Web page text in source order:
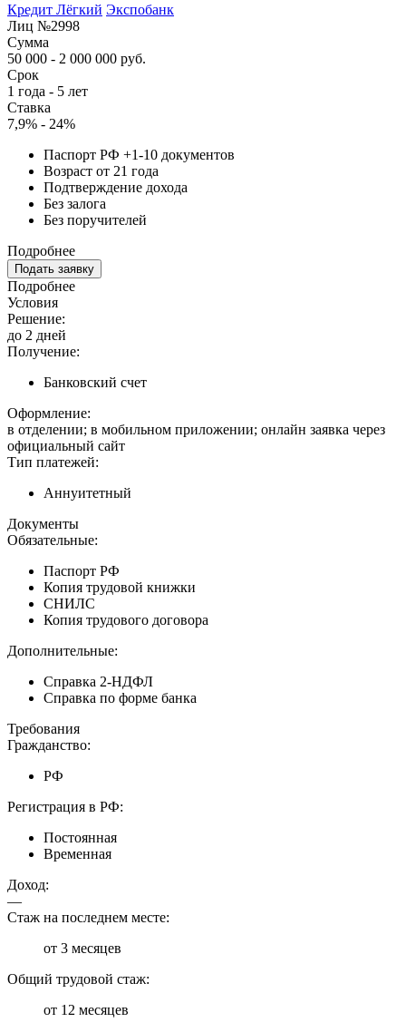
Кредит Лёгкий Экспобанк
Лиц №2998
Сумма
50 000 - 2 000 000 руб.
Срок
1 года - 5 лет
Ставка
7,9% - 24%
Паспорт РФ +1-10 документов
Возраст от 21 года
Подтверждение дохода
Без залога
Без поручителей
Подробнее
Подать заявку
Подробнее
Условия
Решение:
до 2 дней
Получение:
Банковский счет
Оформление:
в отделении; в мобильном приложении; онлайн заявка через
официальный сайт
Тип платежей:
Аннуитетный
Документы
Обязательные:
Паспорт РФ
Копия трудовой книжки
СНИЛС
Копия трудового договора
Дополнительные:
Справка 2-НДФЛ
Справка по форме банка
Требования
Гражданство:
РФ
Регистрация в РФ:
Постоянная
Временная
Доход:
—
Стаж на последнем месте:
от 3 месяцев
Общий трудовой стаж:
от 12 месяцев